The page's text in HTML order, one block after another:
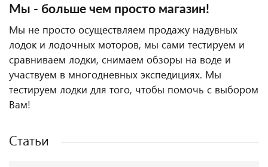
Мы - больше чем просто магазин!
Мы не просто осуществляем продажу надувных
лодок и лодочных моторов, мы сами тестируем и
сравниваем лодки, снимаем обзоры на воде и
участвуем в многодневных экспедициях. Мы
тестируем лодки для того, чтобы помочь с выбором
Вам!
Статьи